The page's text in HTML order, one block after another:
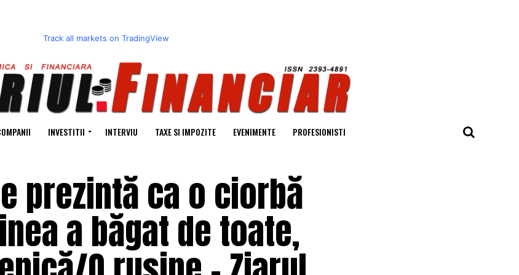
Track all markets on TradingView
INVESTITII INTERVIU TAXE SI IMPOZITE EVENIMENTE PROFESIONISTI
prezintă ca o ciorbă
a băgat de toate,